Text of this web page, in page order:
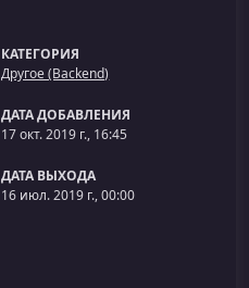
КАТЕГОРИЯ
Другое (Backend)
ДАТА ДОБАВЛЕНИЯ
17 окт. 2019 г., 16:45
ДАТА ВЫХОДА
16 июл. 2019 г., 00:00